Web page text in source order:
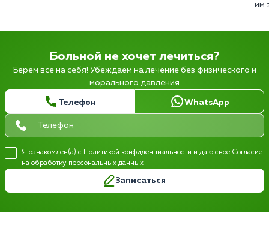
им
Больной не хочет лечиться?
Берем все на себя! Убеждаем на лечение без физического и
морального давления
Телефон WhatsApp
Я ознакомлен(а) с Политикой конфиденциальности и даю свое Согласие
на обработку персональных данных
Записаться